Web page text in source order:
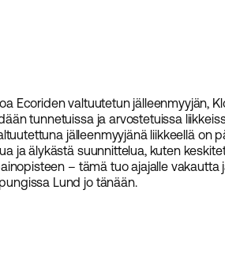
Ecoriden valtuutetun jälleenmyyjän,
tunnetuissa ja arvostetuissa
jälleenmyyjänä liikkeellä on
ja älykästä suunnittelua, kuten
– tämä tuo ajajalle vakautta
Lund jo tänään.